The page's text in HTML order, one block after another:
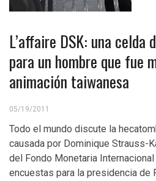
L’affaire DSK: una celda
para un hombre que fue
animación taiwanesa
05/19/2011
Todo el mundo discute la
causada por Dominique Strauss-
del Fondo Monetaria
encuestas para la presidencia de